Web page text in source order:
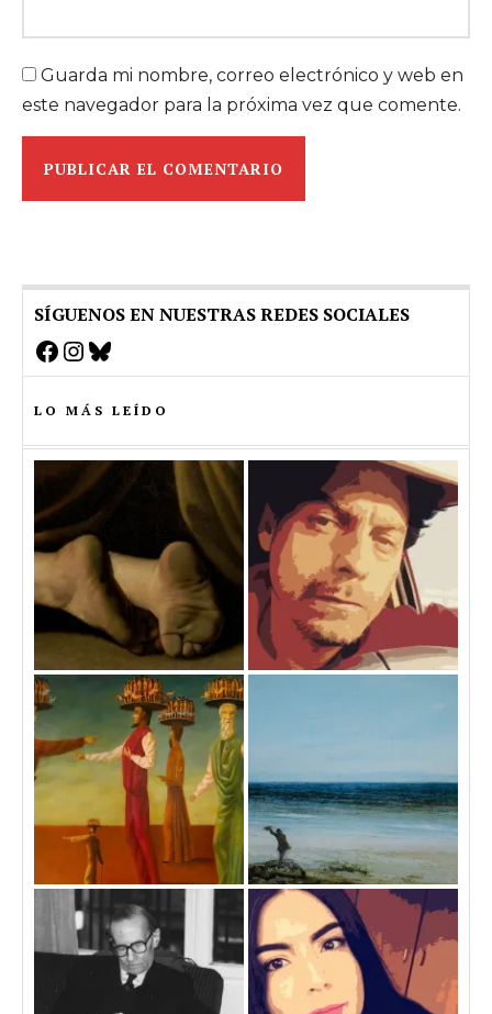
Guarda mi nombre, correo electrónico y web en
este navegador para la próxima vez que comente.
SÍGUENOS EN NUESTRAS REDES SOCIALES
Facebook
Instagram
Bluesky
LO MÁS LEÍDO